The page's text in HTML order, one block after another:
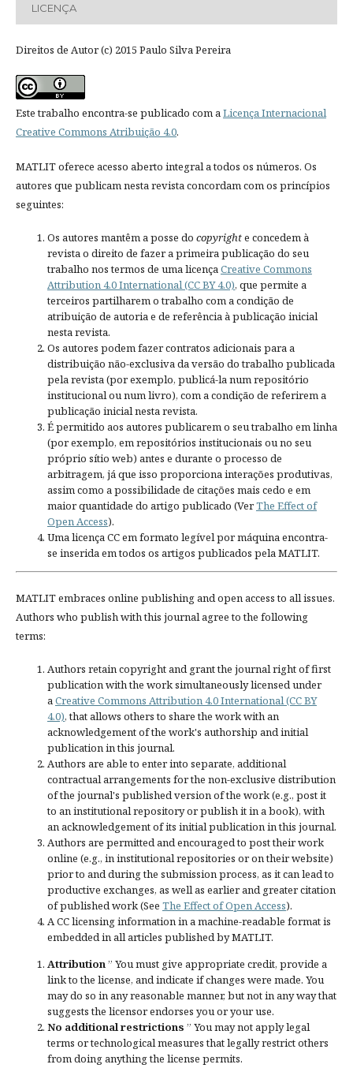
LICENÇA
Direitos de Autor (c) 2015 Paulo Silva Pereira
Este trabalho encontra-se publicado com aLicença Internacional
Creative Commons Atribuição 4.0.
MATLIT oferece acesso aberto integral a todos os números. Os
autores que publicam nesta revista concordam com os princípios
seguintes:
Os autores mantêm a posse do copyrighte concedem à
revista o direito de fazer a primeira publicação do seu
trabalho nos termos de uma licençaCreative Commons
Attribution 4.0 International (CC BY 4.0), que permite a
terceiros partilharem o trabalho com a condição de
atribuição de autoria e de referência à publicação inicial
nesta revista.
Os autores podem fazer contratos adicionais para a
distribuição não-exclusiva da versão do trabalho publicada
pela revista (por exemplo, publicá-la num repositório
institucional ou num livro), com a condição de referirem a
publicação inicial nesta revista.
É permitido aos autores publicarem o seu trabalho em linha
(por exemplo, em repositórios institucionais ou no seu
próprio sítio web) antes e durante o processo de
arbitragem, já que isso proporciona interações produtivas,
assim como a possibilidade de citações mais cedo e em
maior quantidade do artigo publicado (VerThe Effect of
Open Access).
Uma licença CC em formato legível por máquina encontra-
se inserida em todos os artigos publicados pela MATLIT.
MATLIT embraces online publishing and open access to all issues.
Authors who publish with this journal agree to the following
terms:
Authors retain copyright and grant the journal right of first
publication with the work simultaneously licensed under
aCreative Commons Attribution 4.0 International (CC BY
4.0), that allows others to share the work with an
acknowledgement of the work's authorship and initial
publication in this journal.
Authors are able to enter into separate, additional
contractual arrangements for the non-exclusive distribution
of the journal's published version of the work (e.g., post it
to an institutional repository or publish it in a book), with
an acknowledgement of its initial publication in this journal.
Authors are permitted and encouraged to post their work
online (e.g., in institutional repositories or on their website)
prior to and during the submission process, as it can lead to
productive exchanges, as well as earlier and greater citation
of published work (See The Effect of Open Access).
A CC licensing information in a machine-readable format is
embedded in all articles published by MATLIT.
Attribution ” You must give appropriate credit, provide a
link to the license, and indicate if changes were made. You
may do so in any reasonable manner, but not in any way that
suggests the licensor endorses you or your use.
No additional restrictions ” You may not apply legal
terms ortechnological measuresthat legally restrict others
from doing anything the license permits.